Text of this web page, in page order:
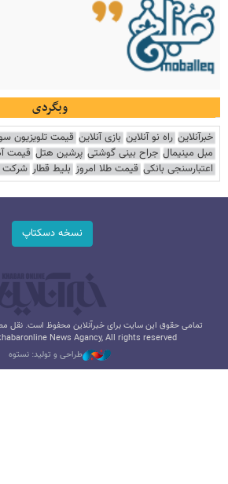
وبگردی
خبرآنلاین راه نو آنلاین بازی آنلاین قیمت تلویزیون
مبل مینیمال جراح بینی گوشتی پرشین هتل قیمت
اعتبارسنجی بانکی قیمت طلا امروز بلیط قطار شرکت
نسخه دسکتاپ
تمامی حقوق این سایت برای خبرآنلاین محفوظ است. نقل
News Agancy, All rights reserved
طراحی و تولید: نستوه